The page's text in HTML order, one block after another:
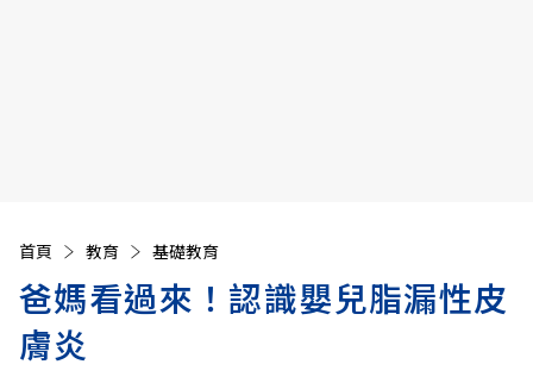
首頁 教育 基礎教育
爸媽看過來！認識嬰兒脂漏性皮
膚炎